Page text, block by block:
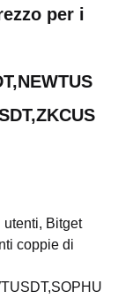
per i
Bitget
coppie di